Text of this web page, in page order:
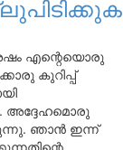
എന്റെയൊരു
കുറിപ്പ്
അദ്ദേഹമൊരു
ഞാൻ ഇന്ന്